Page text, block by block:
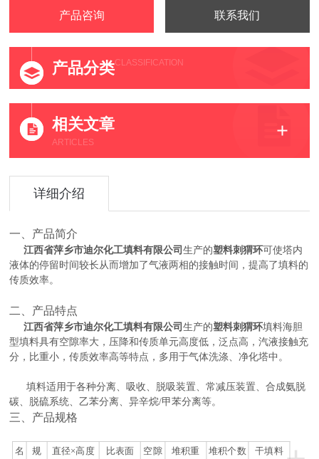
产品咨询 联系我们
产品分类CLASSIFICATION
相关文章
ARTICLES
详细介绍
一、产品简介
江西省萍乡市迪尔化工填料有限公司生产的塑料刺猬环可使塔内
液体的停留时间较长从而增加了气液两相的接触时间，提高了填料的
传质效率。
二、产品特点
江西省萍乡市迪尔化工填料有限公司生产的塑料刺猬环填料海胆
型填料具有空隙率大，压降和传质单元高度低，泛点高，汽液接触充
分，比重小，传质效率高等特点，多用于气体洗涤、净化塔中。
填料适用于各种分离、吸收、脱吸装置、常减压装置、合成氨脱
碳、脱硫系统、乙苯分离、异辛烷/甲苯分离等。
三、产品规格
名 规 直径×高度 比表面 空隙 堆积重 堆积个数 干填料